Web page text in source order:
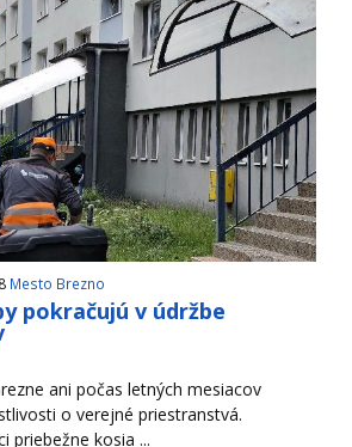
Mesto Brezno
pokračujú v údržbe
ani počas letných mesiacov
o verejné priestranstvá.
priebežne kosia ...